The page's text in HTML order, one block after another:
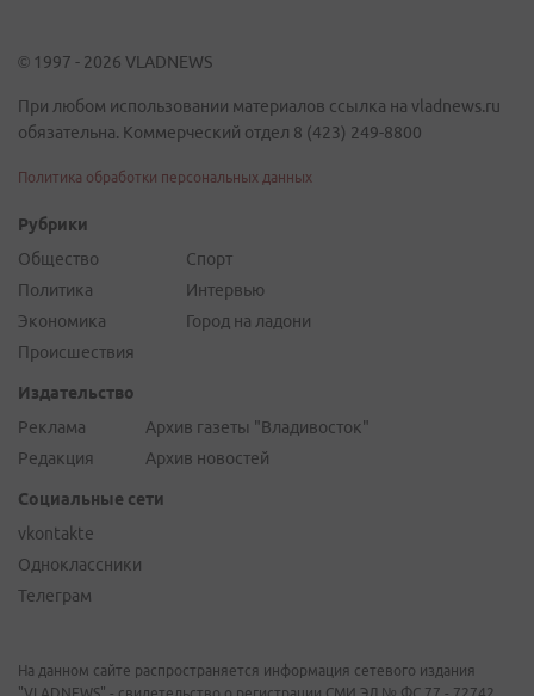
© 1997 - 2026 VLADNEWS
При любом использовании материалов ссылка на vladnews.ru
обязательна. Коммерческий отдел 8 (423) 249-8800
Политика обработки персональных данных
Рубрики
Общество
Политика
Экономика
Происшествия
Спорт
Интервью
Город на ладони
Издательство
Реклама
Редакция
Архив газеты "Владивосток"
Архив новостей
Социальные сети
vkontakte
Одноклассники
Телеграм
На данном сайте распространяется информация сетевого издания